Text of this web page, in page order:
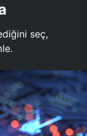
seç,